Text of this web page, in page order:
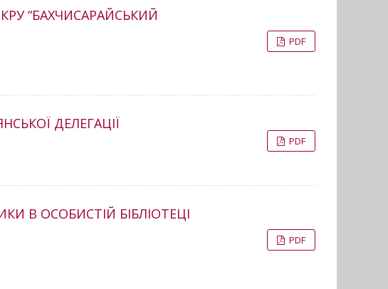
“БАХЧИСАРАЙСЬКИЙ
PDF
ДЕЛЕГАЦІЇ
PDF
В ОСОБИСТІЙ БІБЛІОТЕЦІ
PDF